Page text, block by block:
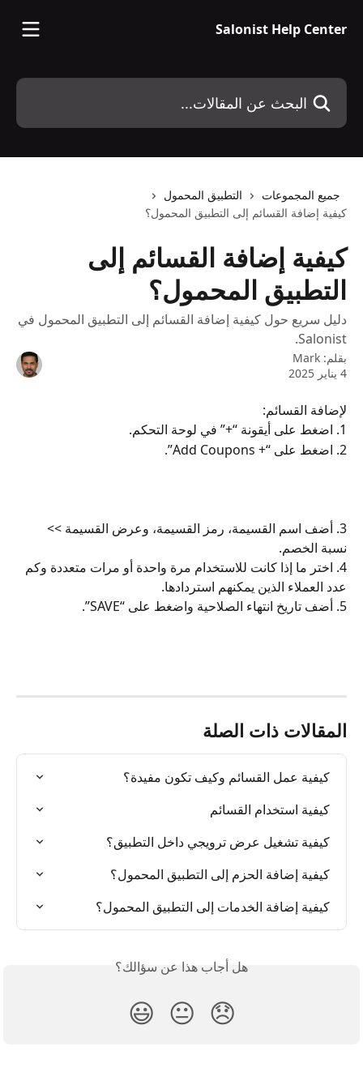
Salonist Help Center
البحث عن المقالات...
جميع المجموعات
التطبيق المحمول
كيفية إضافة القسائم إلى التطبيق المحمول؟
كيفية إضافة القسائم إلى
التطبيق المحمول؟
دليل سريع حول كيفية إضافة القسائم إلى التطبيق المحمول في
Salonist.
بقلم: Mark
4 يناير 2025
لإضافة القسائم:
1. اضغط على أيقونة “+” في لوحة التحكم.
2. اضغط على “+ Add Coupons”.
3. أضف اسم القسيمة، رمز القسيمة، وعرض القسيمة >>
نسبة الخصم.
4. اختر ما إذا كانت للاستخدام مرة واحدة أو مرات متعددة وكم
عدد العملاء الذين يمكنهم استردادها.
5. أضف تاريخ انتهاء الصلاحية واضغط على “SAVE”.
المقالات ذات الصلة
كيفية عمل القسائم وكيف تكون مفيدة؟
كيفية استخدام القسائم
كيفية تشغيل عرض ترويجي داخل التطبيق؟
كيفية إضافة الحزم إلى التطبيق المحمول؟
كيفية إضافة الخدمات إلى التطبيق المحمول؟
هل أجاب هذا عن سؤالك؟
😞
😐
😃